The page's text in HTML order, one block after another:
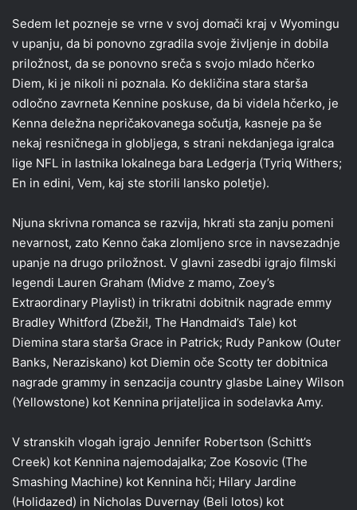
Sedem let pozneje se vrne v svoj domači kraj v Wyomingu
v upanju, da bi ponovno zgradila svoje življenje in dobila
priložnost, da se ponovno sreča s svojo mlado hčerko
Diem, ki je nikoli ni poznala. Ko dekličina stara starša
odločno zavrneta Kennine poskuse, da bi videla hčerko, je
Kenna deležna nepričakovanega sočutja, kasneje pa še
nekaj resničnega in globljega, s strani nekdanjega igralca
lige NFL in lastnika lokalnega bara Ledgerja (Tyriq Withers;
En in edini, Vem, kaj ste storili lansko poletje).
Njuna skrivna romanca se razvija, hkrati sta zanju pomeni
nevarnost, zato Kenno čaka zlomljeno srce in navsezadnje
upanje na drugo priložnost. V glavni zasedbi igrajo filmski
legendi Lauren Graham (Midve z mamo, Zoey’s
Extraordinary Playlist) in trikratni dobitnik nagrade emmy
Bradley Whitford (Zbeži!, The Handmaid’s Tale) kot
Diemina stara starša Grace in Patrick; Rudy Pankow (Outer
Banks, Neraziskano) kot Diemin oče Scotty ter dobitnica
nagrade grammy in senzacija country glasbe Lainey Wilson
(Yellowstone) kot Kennina prijateljica in sodelavka Amy.
V stranskih vlogah igrajo Jennifer Robertson (Schitt’s
Creek) kot Kennina najemodajalka; Zoe Kosovic (The
Smashing Machine) kot Kennina hči; Hilary Jardine
(Holidazed) in Nicholas Duvernay (Beli lotos) kot